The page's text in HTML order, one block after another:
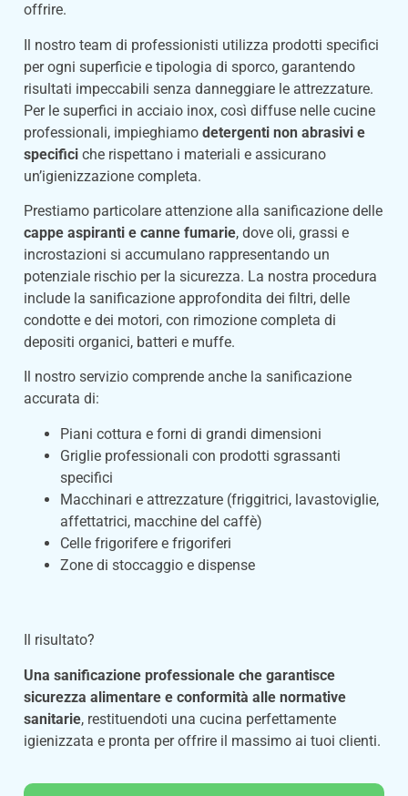
offrire.
Il nostro team di professionisti utilizza prodotti specifici
per ogni superficie e tipologia di sporco, garantendo
risultati impeccabili senza danneggiare le attrezzature.
Per le superfici in acciaio inox, così diffuse nelle cucine
professionali, impieghiamo detergenti non abrasivi e
specifici che rispettano i materiali e assicurano
un’igienizzazione completa.
Prestiamo particolare attenzione alla sanificazione delle
cappe aspiranti e canne fumarie, dove oli, grassi e
incrostazioni si accumulano rappresentando un
potenziale rischio per la sicurezza. La nostra procedura
include la sanificazione approfondita dei filtri, delle
condotte e dei motori, con rimozione completa di
depositi organici, batteri e muffe.
Il nostro servizio comprende anche la sanificazione
accurata di:
Piani cottura e forni di grandi dimensioni
Griglie professionali con prodotti sgrassanti
specifici
Macchinari e attrezzature (friggitrici, lavastoviglie,
affettatrici, macchine del caffè)
Celle frigorifere e frigoriferi
Zone di stoccaggio e dispense
Il risultato?
Una sanificazione professionale che garantisce
sicurezza alimentare e conformità alle normative
sanitarie, restituendoti una cucina perfettamente
igienizzata e pronta per offrire il massimo ai tuoi clienti.